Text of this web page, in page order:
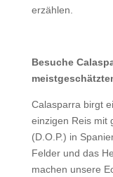
erzählen.
Besuche
Calasparra birgt
einzigen Reis mit
(D.O.P.) in
Felder und das
machen unsere